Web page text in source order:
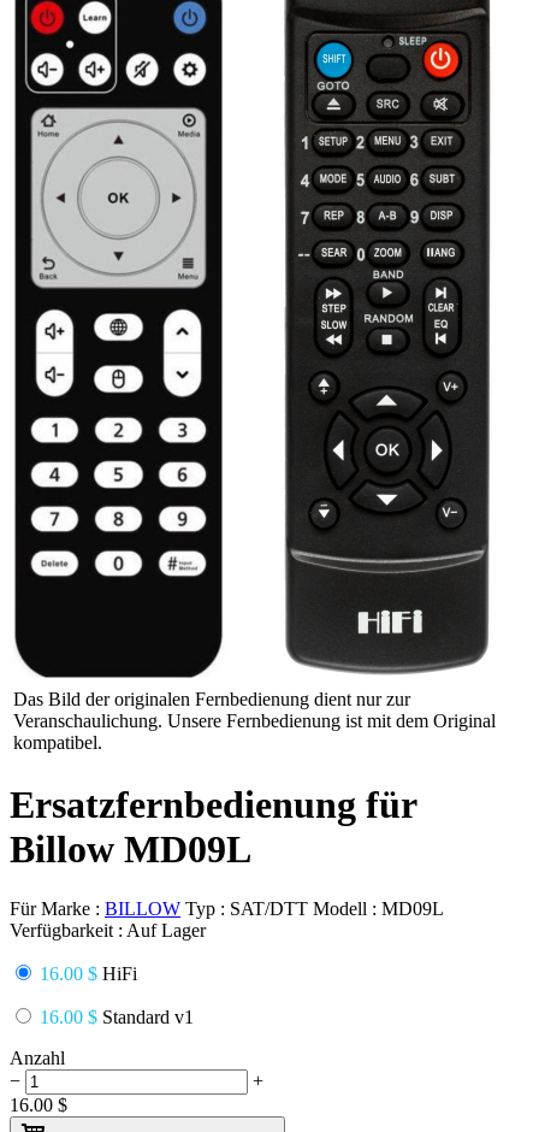
Das Bild der originalen Fernbedienung dient nur zur
Veranschaulichung. Unsere Fernbedienung ist mit dem Original
kompatibel.
Ersatzfernbedienung für
Billow MD09L
Für Marke : BILLOW Typ : SAT/DTT Modell : MD09L
Verfügbarkeit : Auf Lager
16.00 $ HiFi
16.00 $ Standard v1
Anzahl
−
+
16.00 $